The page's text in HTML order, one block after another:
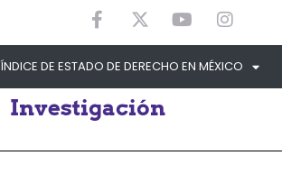
ÍNDICE DE ESTADO DE DERECHO EN MÉXICO
Investigación